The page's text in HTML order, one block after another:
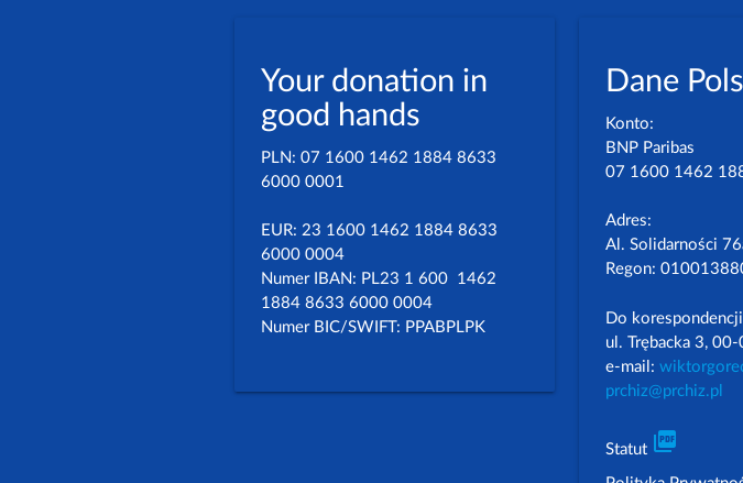
Dane
Konto:
BNP Paribas
07 1600 1462
Adres:
Al. Solidarności
Regon:
Do
ul. Trębacka 3,
e-mail:
prchiz@prchiz.pl
Statut picture_as_pdf
Your donation in
good hands
PLN: 07 1600 1462 1884 8633
6000 0001
EUR: 23 1600 1462 1884 8633
6000 0004
Numer IBAN: PL23 1 600 1462
1884 8633 6000 0004
Numer BIC/SWIFT: PPABPLPK